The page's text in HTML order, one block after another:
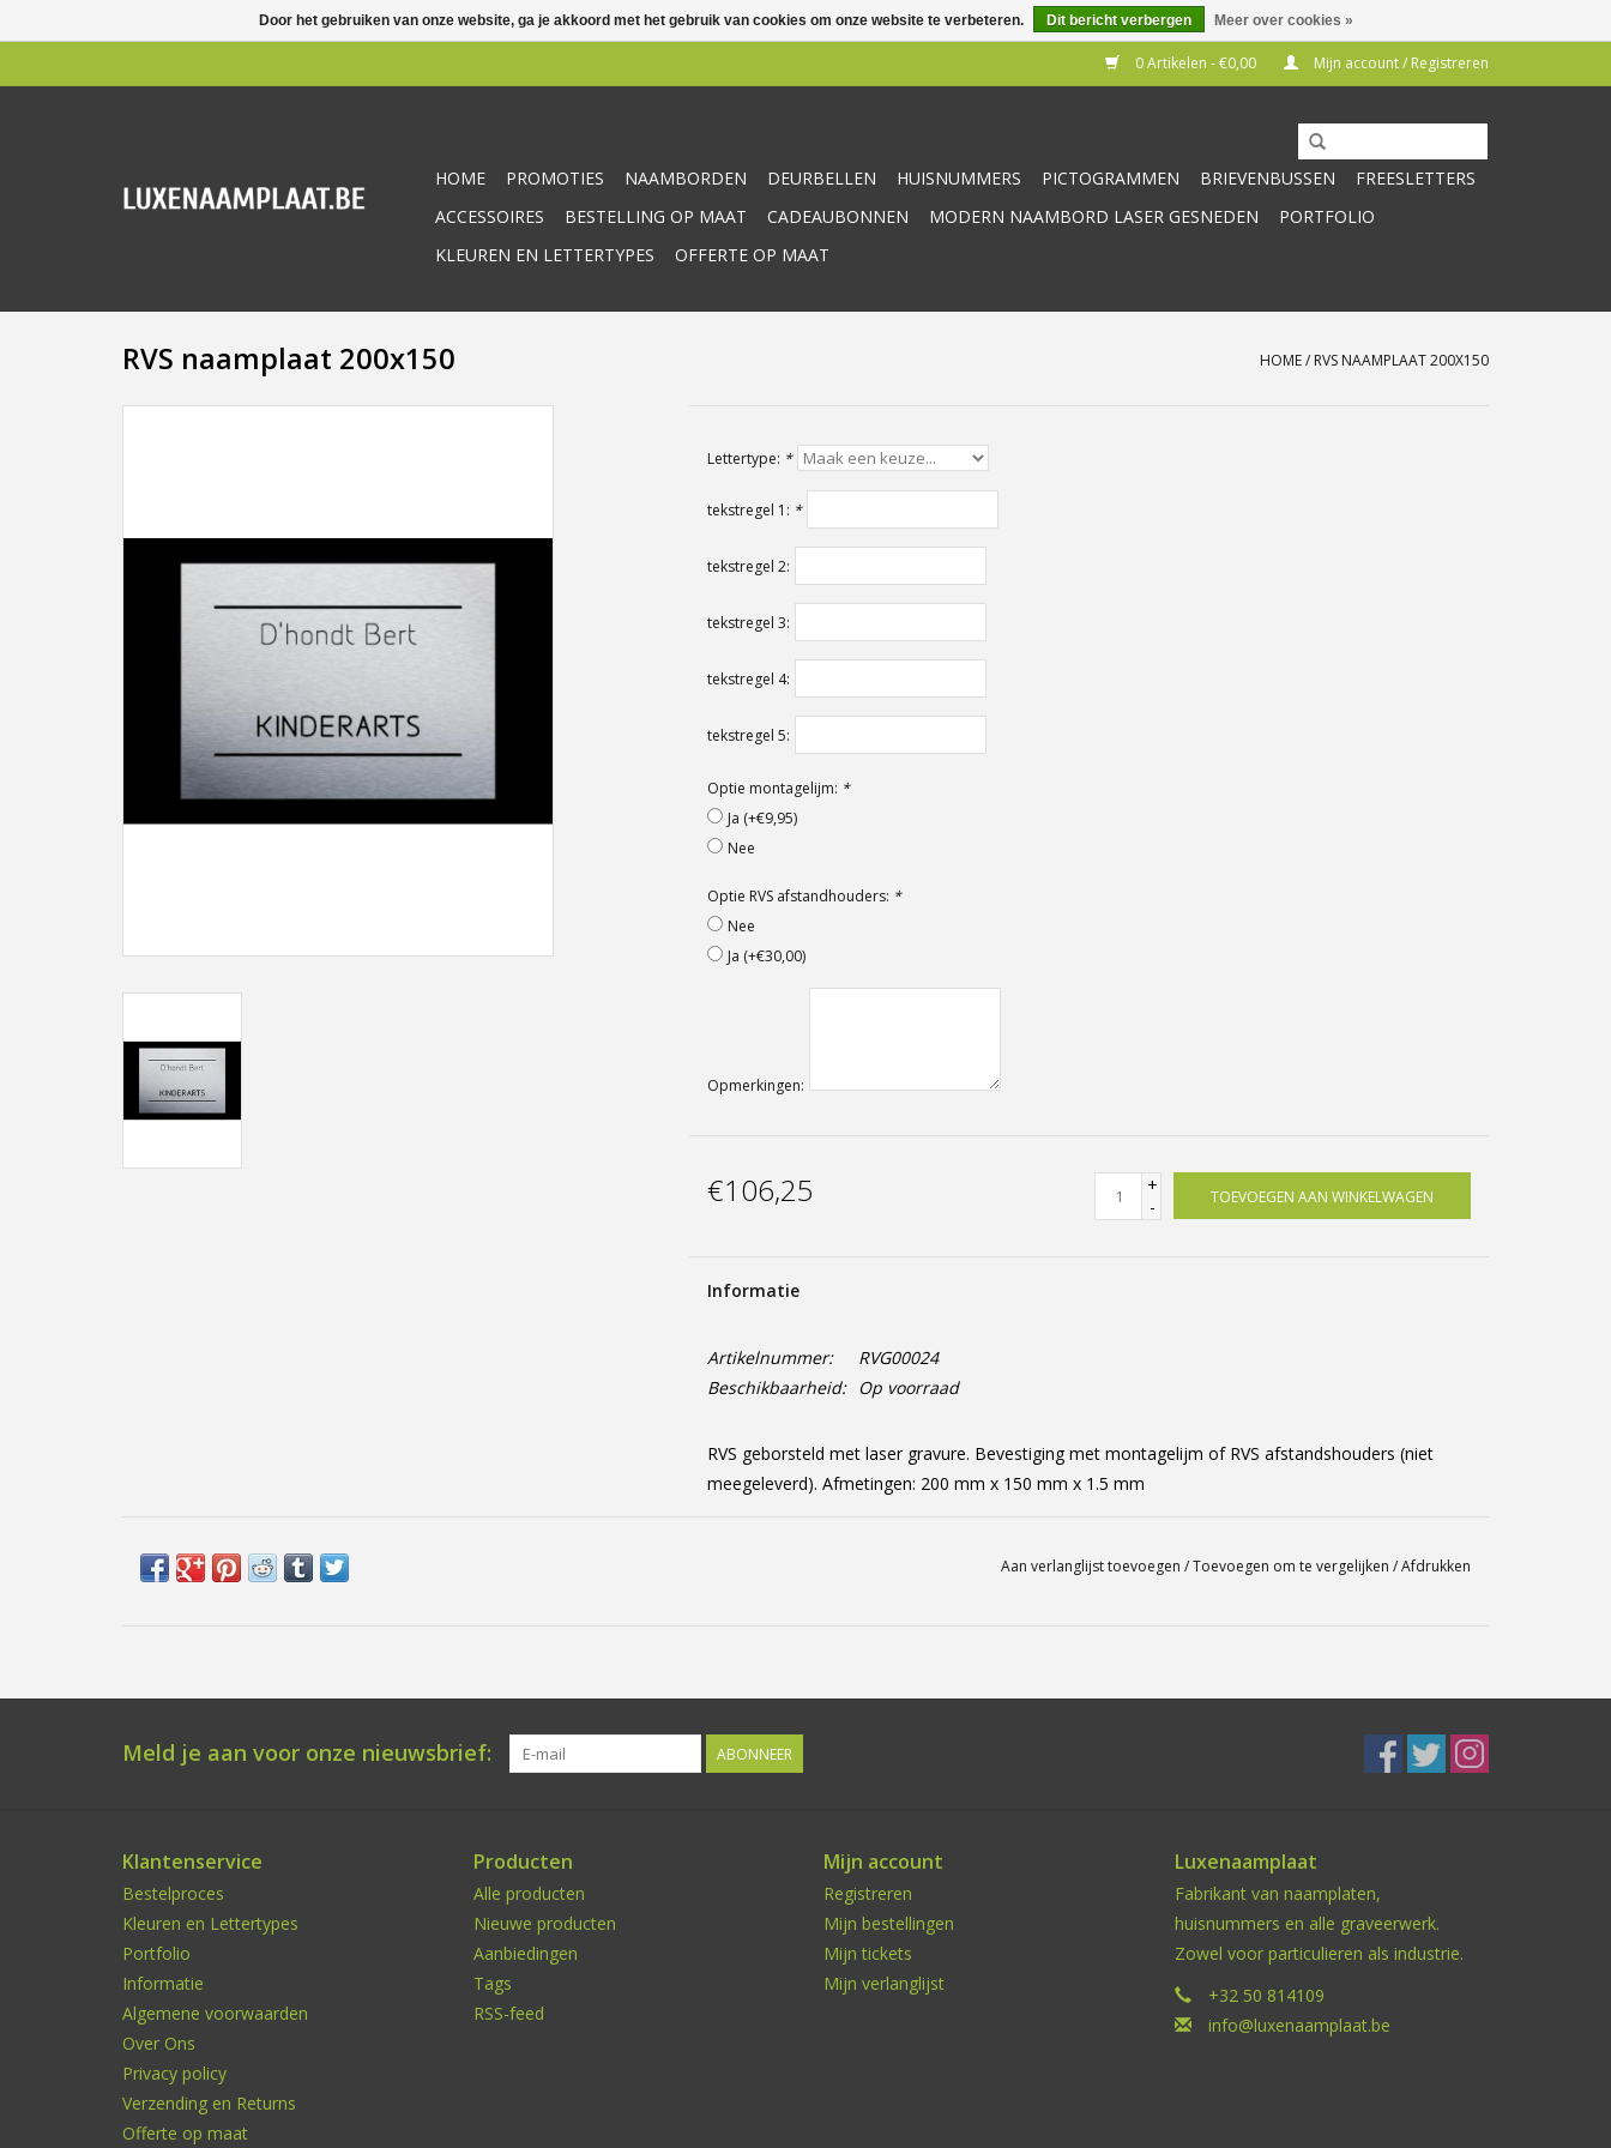
0 Artikelen - €0,00 Mijn account / Registreren
HOME PROMOTIES NAAMBORDEN DEURBELLEN HUISNUMMERS PICTOGRAMMEN BRIEVENBUSSEN
FREESLETTERS
ACCESSOIRES
BESTELLING OP MAAT CADEAUBONNEN MODERN NAAMBORD LASER GESNEDEN
PORTFOLIO
KLEUREN EN LETTERTYPES
OFFERTE OP MAAT
RVS naamplaat 200x150 HOME/ RVS NAAMPLAAT 200X150
Lettertype: *
tekstregel 1: *
tekstregel 2:
tekstregel 3:
tekstregel 4:
tekstregel 5:
Optie montagelijm: *
Ja (+€9,95)
Nee
Optie RVS afstandhouders: *
Nee
Ja (+€30,00)
Opmerkingen:
€106,25
+
-
TOEVOEGEN AAN WINKELWAGEN
Informatie
Artikelnummer:
RVG00024
Beschikbaarheid:
Op voorraad
RVS geborsteld met laser gravure. Bevestiging met montagelijm of RVS afstandshouders (niet
meegeleverd). Afmetingen: 200 mm x 150 mm x 1.5 mm
Aan verlanglijst toevoegen /Toevoegen om te vergelijken /Afdrukken
Meld je aan voor onze nieuwsbrief: ABONNEER
Klantenservice
Bestelproces
Kleuren en Lettertypes
Portfolio
Informatie
Algemene voorwaarden
Over Ons
Privacy policy
Verzending en Returns
Offerte op maat
Producten
Alle producten
Nieuwe producten
Aanbiedingen
Tags
RSS-feed
Mijn account
Registreren
Mijn bestellingen
Mijn tickets
Mijn verlanglijst
Luxenaamplaat
Fabrikant van naamplaten,
huisnummers en alle graveerwerk.
Zowel voor particulieren als industrie.
+32 50 814109
info@luxenaamplaat.be
Door het gebruiken van onze website, ga je akkoord met het gebruik van cookies om onze website te verbeteren. Dit bericht verbergen Meer over cookies »